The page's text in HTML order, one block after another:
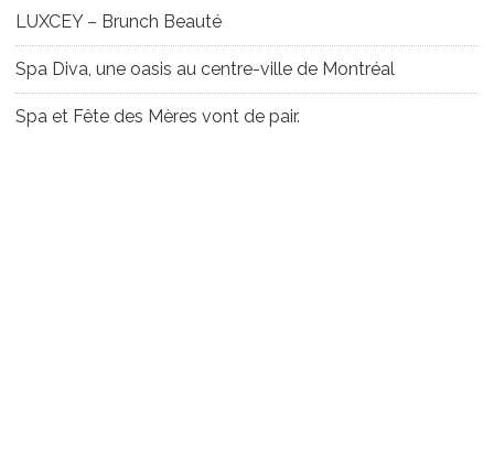
LUXCEY – Brunch Beauté
Spa Diva, une oasis au centre-ville de Montréal
Spa et Fête des Mères vont de pair.